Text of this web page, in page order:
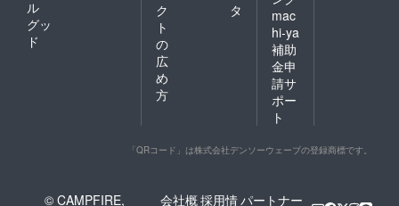
ル
グッ
ド
ク
ト
の
広
め
方
タ
mac
hi-ya
補助
金申
請サ
ポー
ト
「QRコード」は株式会社デンソーウェーブの登録商標です。
© CAMPFIRE, 会社概採用情パートナー